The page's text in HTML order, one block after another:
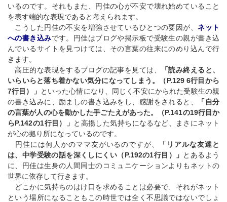
いるのです。それもまた、円佳の心が不安で壊れ始めていること
を表す端的な表現であると考えられます。
こうした円佳の不安を増強させているひとつの要因が、ネット
への書き込みです。円佳はブログや掲示板で受験生の親が書き込
んでいるサイトを見つけては、その言葉の往来にのめり込んで行
きます。
高圧的な表現をするブログの記事を見ては、
「読み終えると、
いらいらと落ち着かない気分になってしまう。（P.129 6行目から
7行目）」 といった心情になり、同じく不安にかられた受験生の親
の書き込みに、励ましの書き込みをし、感謝をされると、
「自分
の言葉が人の心を動かした手ごたえがあった。（P.141の19行目か
らP.142の1行目）」 と高揚した気持ちになるなど、まさにネット
が心の拠り所になっているのです。
円佳には何人かのママ友がいるのですが、
「リアルな友達と
は、中学受験の話を深くしにくい（P.192の1行目）」 とあるよう
に、円佳は生身の人間同士のコミュニケーションよりもネットの
世界に依存して行きます。
どこかに気持ちのはけ口を求めることは必要で、それがネット
という場所になることもこの時世では全く不思議ではないでしょ